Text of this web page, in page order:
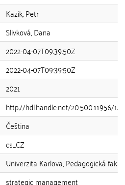
Kazík, Petr
Slivková, Dana
2022-04-07T09:39:50Z
2022-04-07T09:39:50Z
2021
http://hdl.handle.net/20.500.11956/
Čeština
cs_CZ
Univerzita Karlova, Pedagogická
strategic management